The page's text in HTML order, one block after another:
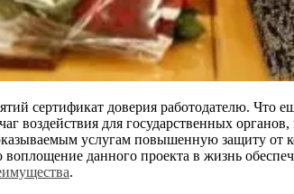
сертификат доверия работодателю. Что
для государственных органов,
услугам повышенную защиту от
данного проекта в жизнь
.